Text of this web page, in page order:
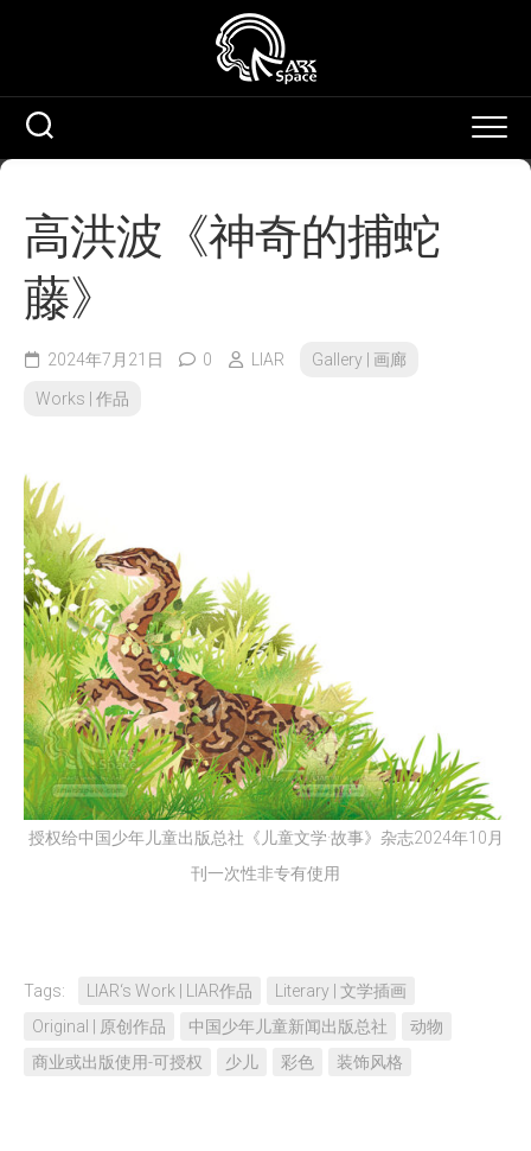
高洪波《神奇的捕蛇
藤》
2024年7月21日 0 LIAR Gallery | 画廊
Works | 作品
授权给中国少年儿童出版总社《儿童文学·故事》杂志2024年10月
刊一次性非专有使用
Tags: LIAR‘s Work | LIAR作品
Literary | 文学插画
Original | 原创作品
中国少年儿童新闻出版总社
动物
商业或出版使用-可授权
少儿 彩色 装饰风格